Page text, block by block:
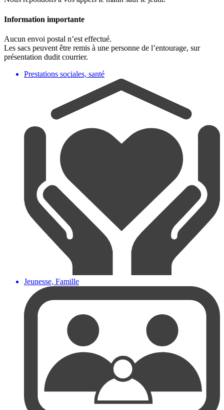
Information importante
Aucun envoi postal n’est effectué.
Les sacs peuvent être remis à une personne de l’entourage, sur
présentation dudit courrier.
Prestations sociales, santé
Jeunesse, Famille